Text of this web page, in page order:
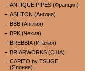
ANTIQUE PIPES (Франция)
ASHTON (Англия)
BBB (Англия)
BPK (Чехия)
BREBBIA (Италия)
BRIARWORKS (США)
CAPITO by TSUGE
(Япония)